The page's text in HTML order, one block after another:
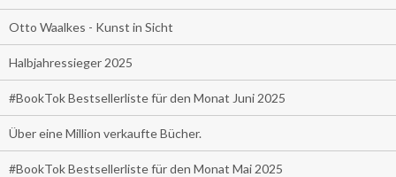
Otto Waalkes - Kunst in Sicht
Halbjahressieger 2025
#BookTok Bestsellerliste für den Monat Juni 2025
Über eine Million verkaufte Bücher.
#BookTok Bestsellerliste für den Monat Mai 2025